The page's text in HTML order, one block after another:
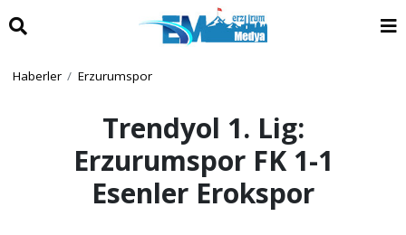
Haberler Erzurumspor
Trendyol 1. Lig:
Erzurumspor FK 1-1
Esenler Erokspor